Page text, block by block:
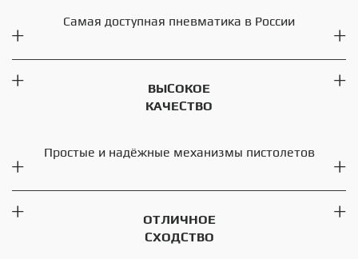
Самая доступная пневматика в России
ВЫСОКОЕ
КАЧЕСТВО
Простые и надёжные механизмы пистолетов
ОТЛИЧНОЕ
СХОДСТВО